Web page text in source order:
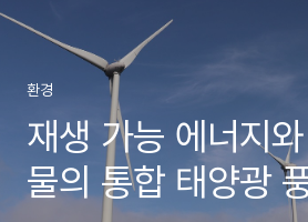
환경
재생 가능 에너지
물의 통합 태양광